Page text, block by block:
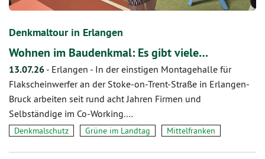
Denkmaltour in Erlangen
Wohnen im Baudenkmal: Es gibt viele…
13.07.26 - Erlangen - In der einstigen Montagehalle für
Flakscheinwerfer an der Stoke-on-Trent-Straße in Erlangen-
Bruck arbeiten seit rund acht Jahren Firmen und
Selbständige im Co-Working.…
Denkmalschutz Grüne im Landtag Mittelfranken